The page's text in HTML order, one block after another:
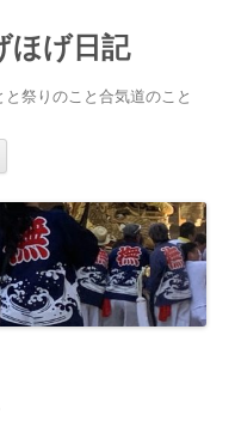
ほげ日記
祭りのこと合気道のこと